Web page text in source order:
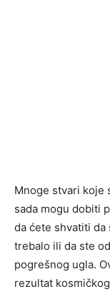
Mnoge stvari koje
sada mogu dobiti
da ćete shvatiti
trebalo ili da ste
pogrešnog ugla.
rezultat